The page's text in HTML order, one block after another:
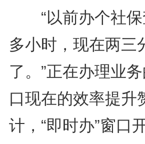
“以前办个社保
多小时，现在两三
了。”正在办理业
口现在的效率提升
计，“即时办”窗口